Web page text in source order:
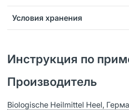
Условия хранения
Инструкция по
Производитель
Biologische Heilmittel Heel,